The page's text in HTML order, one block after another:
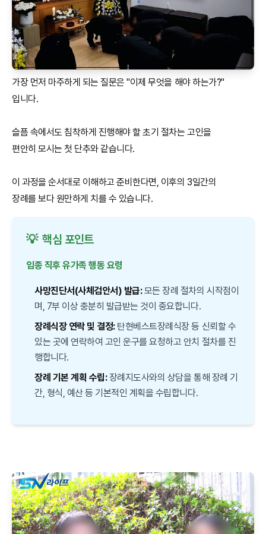
가장 먼저 마주하게 되는 질문은 "이제 무엇을 해야 하는가?"
입니다.
슬픔 속에서도 침착하게 진행해야 할 초기 절차는 고인을
편안히 모시는 첫 단추와 같습니다.
이 과정을 순서대로 이해하고 준비한다면, 이후의 3일간의
장례를 보다 원만하게 치를 수 있습니다.
💡 핵심 포인트
임종 직후 유가족 행동 요령
사망진단서(사체검안서) 발급:모든 장례 절차의 시작점이
며, 7부 이상 충분히 발급받는 것이 중요합니다.
장례식장 연락 및 결정:탄현베스트장례식장 등 신뢰할 수
있는 곳에 연락하여 고인 운구를 요청하고 안치 절차를 진
행합니다.
장례 기본 계획 수립:장례지도사와의 상담을 통해 장례 기
간, 형식, 예산 등 기본적인 계획을 수립합니다.